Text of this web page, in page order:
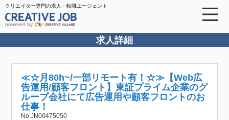
クリエイター専門の求人・転職エージェント
powered by
求人詳細
≪☆月80h~/一部リモート有！☆≫【Web広
告運用/顧客フロント】東証プライム企業のグ
ループ会社にて広告運用や顧客フロントのお
仕事！
No.JN00475050